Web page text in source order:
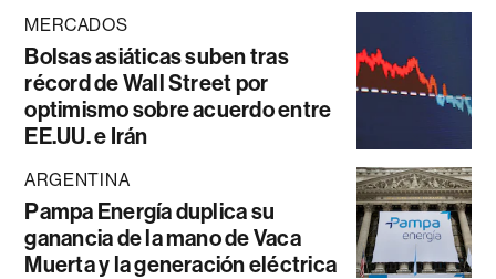
MERCADOS
Bolsas asiáticas suben tras
récord de Wall Street por
optimismo sobre acuerdo entre
EE.UU. e Irán
ARGENTINA
Pampa Energía duplica su
ganancia de la mano de Vaca
Muerta y la generación eléctrica